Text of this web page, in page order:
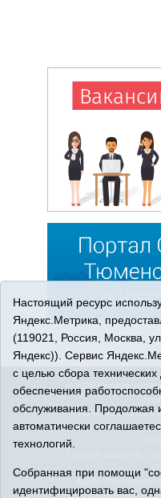
© 2026 Сетевое
© При использовании
Адрес редакции:
Адрес электронной
Регистрационный
Настоящий ресурс
Яндекс.Метрика,
(119021, Россия, Москва,
Яндекс)). Сервис
с целью сбора
обеспечения
обслуживания. Продолжая
автоматически
технологий.
Собранная при помощи
идентифицировать вас,